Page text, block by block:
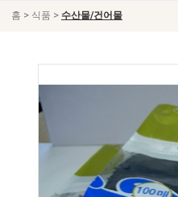
홈 > 식품 > 수산물/건어물